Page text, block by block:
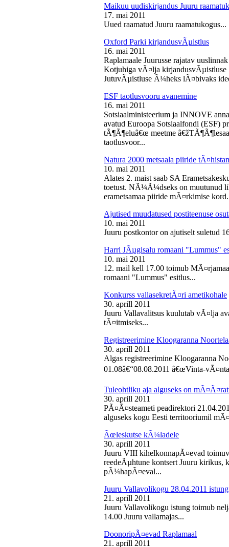
Maikuu uudiskirjandus Juuru
17. mai 2011
Uued raamatud Juuru raamatukogus...
Oxford Parki kirjandusvÃµistlus
16. mai 2011
Raplamaale Juurusse rajatav
Kotjuhiga vÃ¤lja
JutuvÃµistluse Ã¼heks lÃ¤bivaks
ESF taotlusvooru avanemine
16. mai 2011
Sotsiaalministeerium ja INNOVE
avatud Euroopa Sotsiaalfondi (ESF)
tÃ¶Ã¶eluâ€œ meetme
taotlusvoor...
Natura 2000 metsaala piiride
10. mai 2011
Alates 2. maist saab SA
toetust. NÃ¼Ã¼dseks on muutunud
erametsamaa piiride mÃ¤rkimise
Ajutised muudatused postiteenuse
10. mai 2011
Juuru postkontor on ajutiselt suletud
Harri JÃµgisalu romaani "Lummus"
10. mai 2011
12. mail kell 17.00 toimub
romaani "Lummus" esitlus...
Konkurss vallasekretÃ¤ri ametikohale
30. aprill 2011
Juuru Vallavalitsus kuulutab vÃ¤lja
tÃ¤itmiseks...
Registreerimine Kloogaranna
30. aprill 2011
Algas registreerimine Kloogaranna
01.08â€“08.08.2011 â€œVinta-
Tuleohtliku aja alguseks on
30. aprill 2011
PÃ¤Ã¤steameti peadirektori
alguseks kogu Eesti territooriumil
Ãœleskutse kÃ¼ladele
30. aprill 2011
Juuru VIII kihelkonnapÃ¤evad
reedeÃµhtune kontsert Juuru
pÃ¼hapÃ¤eval...
Juuru Vallavolikogu 28.04.2011 istung
21. aprill 2011
Juuru Vallavolikogu istung toimub
14.00 Juuru vallamajas...
DoonoripÃ¤evad Raplamaal
21. aprill 2011